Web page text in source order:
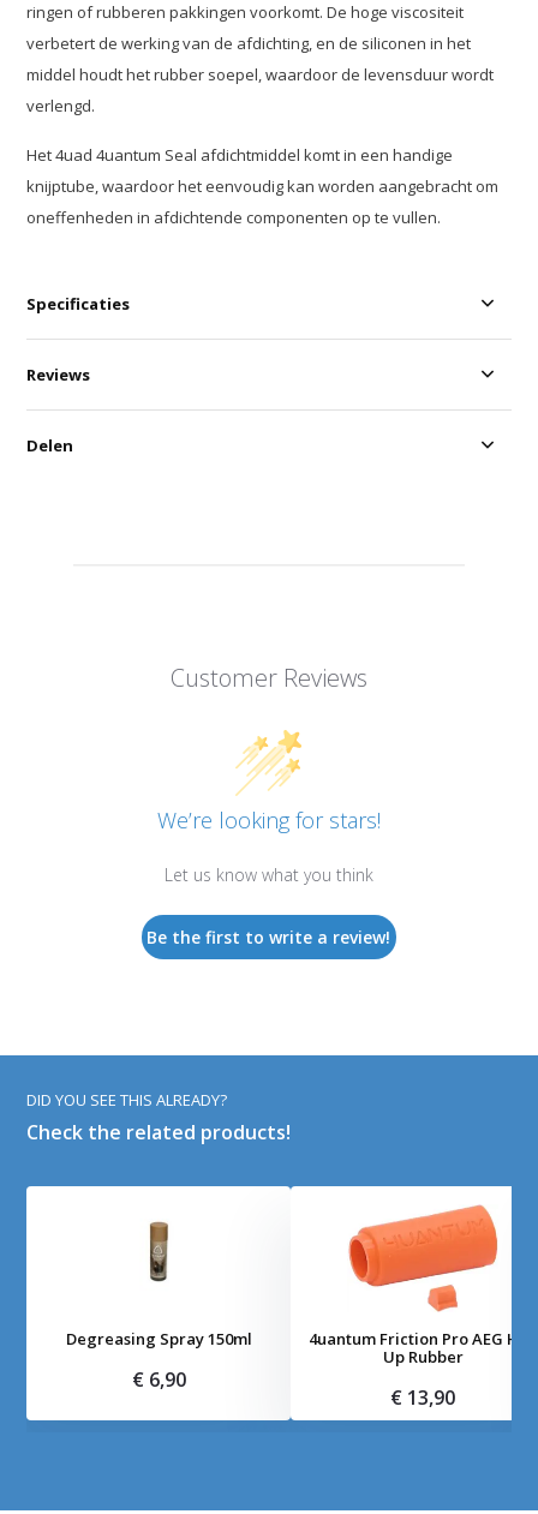
ringen of rubberen pakkingen voorkomt. De hoge viscositeit
verbetert de werking van de afdichting, en de siliconen in het
middel houdt het rubber soepel, waardoor de levensduur wordt
verlengd.
Het 4uad 4uantum Seal afdichtmiddel komt in een handige
knijptube, waardoor het eenvoudig kan worden aangebracht om
oneffenheden in afdichtende componenten op te vullen.
Specificaties
Customer Reviews
We’re looking for stars!
Let us know what you think
Be the first to write a review!
Reviews
Delen
DID YOU SEE THIS ALREADY?
Check the related products!
Degreasing Spray 150ml
€ 6,90
4uantum Friction Pro AEG Hop
Up Rubber
€ 13,90